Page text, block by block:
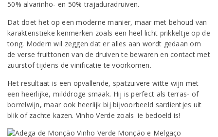
50% alvarinho- en 50% trajaduradruiven.
Dat doet het op een moderne manier, maar met behoud van
karakteristieke kenmerken zoals een heel licht prikkeltje op de
tong. Modern wil zeggen dat er alles aan wordt gedaan om
de verse fruittonen van de druiven te bewaren en contact met
zuurstof tijdens de vinificatie te voorkomen.
Het resultaat is een opvallende, spatzuivere witte wijn met
een heerlijke, milddroge smaak. Hij is perfect als terras- of
borrelwijn, maar ook heerlijk bij bijvoorbeeld sardientjes uit
blik of zachte kazen. Vinho Verde zoals 'ie bedoeld is!